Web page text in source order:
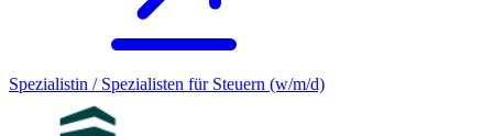
Spezialistin / Spezialisten für Steuern (w/m/d)